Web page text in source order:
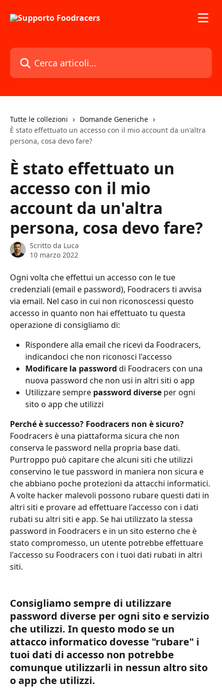
Cerca articoli…
Tutte le collezioni
Domande Generiche
È stato effettuato un accesso con il mio account da un'altra
persona, cosa devo fare?
È stato effettuato un
accesso con il mio
account da un'altra
persona, cosa devo fare?
Scritto da Luca
10 marzo 2022
Ogni volta che effettui un accesso con le tue
credenziali (email e password), Foodracers ti avvisa
via email. Nel caso in cui non riconoscessi questo
accesso in quanto non hai effettuato tu questa
operazione di consigliamo di:
Rispondere alla email che ricevi da Foodracers,
indicandoci che non riconosci l'accesso
Modificare la password di Foodracers con una
nuova password che non usi in altri siti o app
Utilizzare sempre password diverse per ogni
sito o app che utilizzi
Perché è successo? Foodracers non è sicuro?
Foodracers è una piattaforma sicura che non
conserva le password nella propria base dati.
Purtroppo può capitare che alcuni siti che utilizzi
conservino le tue password in maniera non sicura e
che abbiano poche protezioni da attacchi informatici.
A volte hacker malevoli possono rubare questi dati in
altri siti e provare ad effettuare l'accesso con i dati
rubati su altri siti e app. Se hai utilizzato la stessa
password in Foodracers e in un sito esterno che è
stato compromesso, un utente potrebbe effettuare
l'accesso su Foodracers con i tuoi dati rubati in altri
siti.
Consigliamo sempre di utilizzare
password diverse per ogni sito e servizio
che utilizzi. In questo modo se un
attacco informatico dovesse "rubare" i
tuoi dati di accesso non potrebbe
comunque utilizzarli in nessun altro sito
o app che utilizzi.